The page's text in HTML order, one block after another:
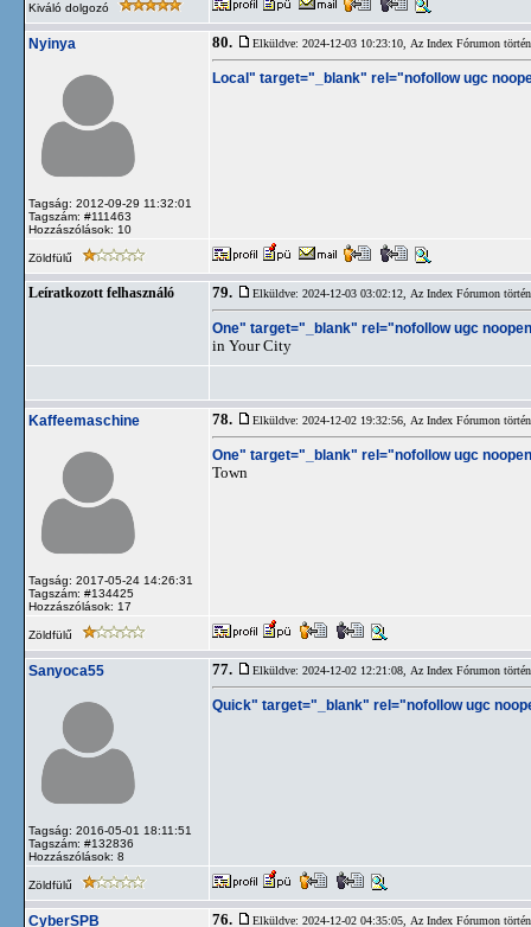
Kiváló dolgozó
Nyinya
Tagság: 2012-09-29 11:32:01
Tagszám: #111463
Hozzászólások: 10
80. Elküldve: 2024-12-03 10:23:10, Az Index Fórumon
Local" target="_blank" rel="nofollow ugc
Zöldfülű
Leíratkozott felhasználó 79. Elküldve: 2024-12-03 03:02:12, Az Index Fórumon
One" target="_blank" rel="nofollow ugc
in Your City
Kaffeemaschine
Tagság: 2017-05-24 14:26:31
Tagszám: #134425
Hozzászólások: 17
78. Elküldve: 2024-12-02 19:32:56, Az Index Fórumon
One" target="_blank" rel="nofollow ugc
Town
Zöldfülű
Sanyoca55
Tagság: 2016-05-01 18:11:51
Tagszám: #132836
Hozzászólások: 8
77. Elküldve: 2024-12-02 12:21:08, Az Index Fórumon
Quick" target="_blank" rel="nofollow ugc
Zöldfülű
CyberSPB 76. Elküldve: 2024-12-02 04:35:05, Az Index Fórumon